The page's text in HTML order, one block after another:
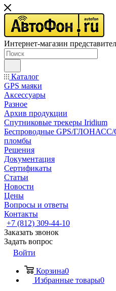
Интернет-магазин
Каталог
GPS маяки
Аксессуары
Разное
Архив продукции
Спутниковые трекеры Iridium
Беспроводные GPS/ГЛОНАСС/
пломбы
Решения
Документация
Сертификаты
Статьи
Новости
Цены
Вопросы и ответы
Контакты
+7 (812) 309-44-10
Заказать звонок
Задать вопрос
Войти
Корзина0
Избранные товары0